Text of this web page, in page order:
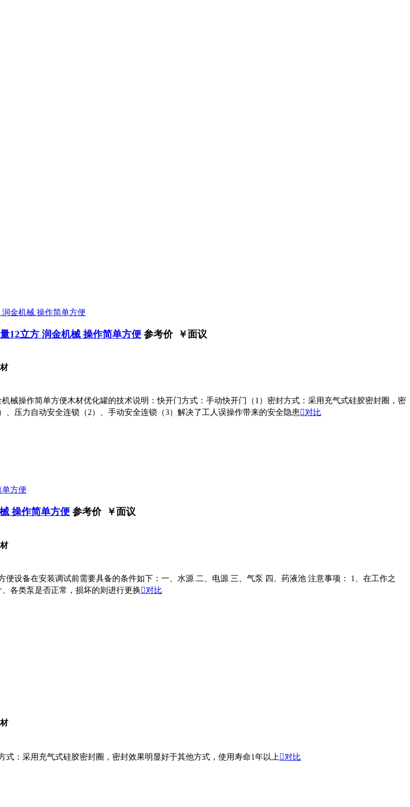
12立方 润金机械 操作简单方便 参考价 ￥面议
械操作简单方便木材优化罐的技术说明：快开门方式：手动快开门（1）密封方式：采用充气式硅胶密封圈，密
压力自动安全连锁（2）、手动安全连锁（3）解决了工人误操作带来的安全隐患对比
操作简单方便 参考价 ￥面议
设备在安装调试前需要具备的条件如下：一、水源 二、电源 三、气泵 四、药液池 注意事项： 1、在工作之
各类泵是否正常，损坏的则进行更换对比
：采用充气式硅胶密封圈，密封效果明显好于其他方式，使用寿命1年以上 对比